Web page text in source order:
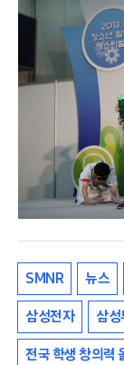
SMNR 뉴스
삼성전자 삼성
전국 학생 창의력